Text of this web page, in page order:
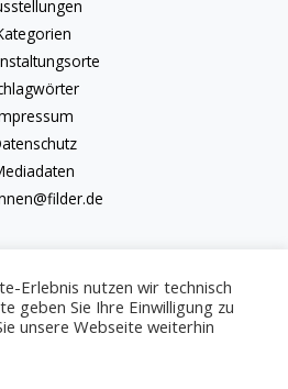
filder.de | Powered by kulturkalender-
Erlebnis nutzen wir technisch
geben Sie Ihre Einwilligung zu
unsere Webseite weiterhin